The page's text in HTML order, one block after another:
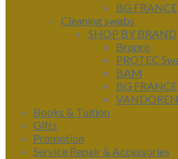
BG FRANCE
Cleaning swabs
SHOP BY BRAND
Bropro
PROTEC
BAM
BG FRANCE
VANDOREN
Books & Tuition
Gifts
Promotion
Service Repair & Accessories